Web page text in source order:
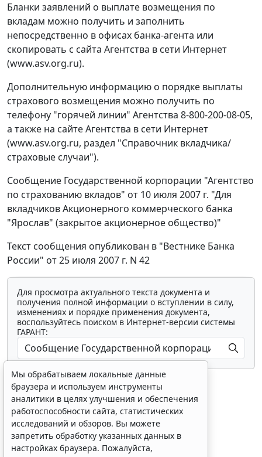
Бланки заявлений о выплате возмещения по
вкладам можно получить и заполнить
непосредственно в офисах банка-агента или
скопировать с сайта Агентства в сети Интернет
(www.asv.org.ru).
Дополнительную информацию о порядке выплаты
страхового возмещения можно получить по
телефону "горячей линии" Агентства 8-800-200-08-05,
а также на сайте Агентства в сети Интернет
(www.asv.org.ru, раздел "Справочник вкладчика/
страховые случаи").
Сообщение Государственной корпорации "Агентство
по страхованию вкладов" от 10 июля 2007 г. "Для
вкладчиков Акционерного коммерческого банка
"Ярослав" (закрытое акционерное общество)"
Текст сообщения опубликован в "Вестнике Банка
России" от 25 июля 2007 г. N 42
Для просмотра актуального текста документа и
получения полной информации о вступлении в силу,
изменениях и порядке применения документа,
воспользуйтесь поиском в Интернет-версии системы
ГАРАНТ:
Показать все материалы
Мы обрабатываем локальные данные
браузера и используем инструменты
аналитики в целях улучшения и обеспечения
работоспособности сайта, статистических
исследований и обзоров. Вы можете
запретить обработку указанных данных в
настройках браузера. Пожалуйста,